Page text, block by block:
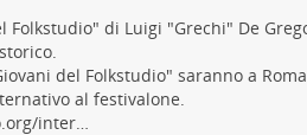
Folkstudio" di Luigi "Grechi" De
del Folkstudio" saranno a
al festivalone.
inter…